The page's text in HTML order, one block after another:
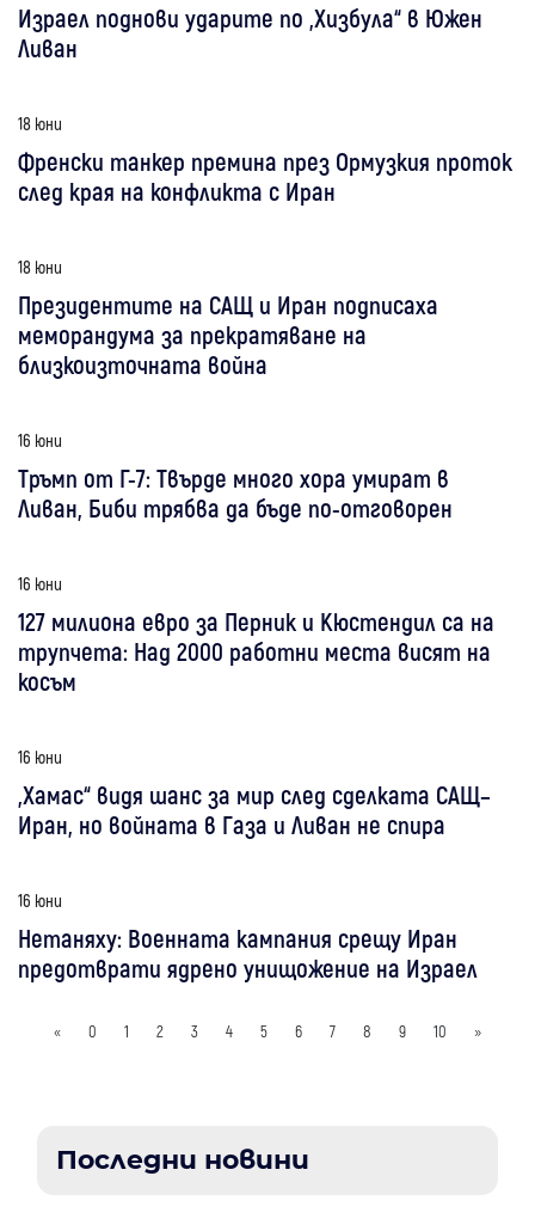
Израел поднови ударите по „Хизбула“ в Южен
Ливан
18 юни
Френски танкер премина през Ормузкия проток
след края на конфликта с Иран
18 юни
Президентите на САЩ и Иран подписаха
меморандума за прекратяване на
близкоизточната война
16 юни
Тръмп от Г-7: Твърде много хора умират в
Ливан, Биби трябва да бъде по-отговорен
16 юни
127 милиона евро за Перник и Кюстендил са на
трупчета: Над 2000 работни места висят на
косъм
16 юни
„Хамас“ видя шанс за мир след сделката САЩ–
Иран, но войната в Газа и Ливан не спира
16 юни
Нетаняху: Военната кампания срещу Иран
предотврати ядрено унищожение на Израел
« 0 1 2 3 4 5 6 7 8 9 10 »
Последни новини